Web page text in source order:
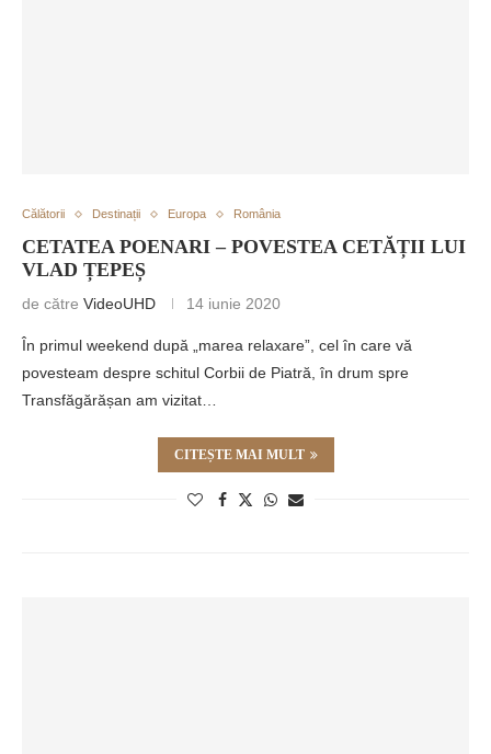
Călătorii Destinații Europa România
CETATEA POENARI – POVESTEA CETĂȚII LUI
VLAD ȚEPEȘ
de către VideoUHD 14 iunie 2020
În primul weekend după „marea relaxare”, cel în care vă
povesteam despre schitul Corbii de Piatră, în drum spre
Transfăgărășan am vizitat…
CITEȘTE MAI MULT